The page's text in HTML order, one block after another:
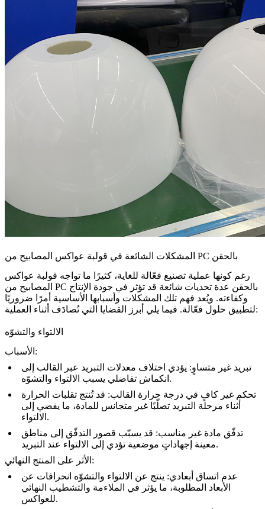
المشكلات الشائعة في قولبة عواكس المصابيح من PC بالحقن
رغم كونها عملية تصنيع فعّالة للغاية، كثيرًا ما تواجه قولبة عواكس
المصابيح من PC بالحقن عدة تحديات شائعة قد تؤثر في جودة الإنتاج
وكفاءته. ويُعد فهم تلك المشكلات وأسبابها الأساسية أمرًا ضروريًا
لتطبيق حلول فعّالة. فيما يلي أبرز القضايا التي تُصادَف أثناء العملية:
الالتواء والتشوّه
الأسباب:
تبريد غير متساوٍ: يؤدي اختلاف معدلات التبريد عبر القالب إلى
انكماش تفاضلي يسبب الالتواء والتشوّه.
تحكم غير كافٍ في درجة حرارة القالب: قد تُنتج تقلبات الحرارة
أثناء مرحلة التبريد تصلّبًا غير متجانس للمادة، ما يفضي إلى
الالتواء.
تدفّق مادة غير مناسب: قد يسبّب قصور التدفّق إلى مناطق
معينة إجهاداتٍ موضعية تؤدي إلى الالتواء عند التبريد.
الأثر على المنتج النهائي:
عدم اتساق أبعادي: ينتج عن الالتواء والتشوّه انحرافات عن
الأبعاد المطلوبة، ما يؤثر في الملاءمة والتشطيب النهائي
للعواكس.